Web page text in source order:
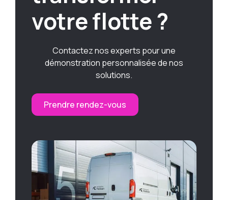
votre flotte ?
Contactez nos experts pour une
démonstration personnalisée de nos
solutions.
Prendre rendez-vous